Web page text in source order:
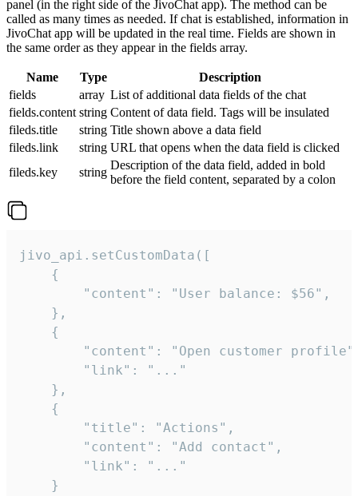
panel (in the right side of the JivoChat app). The method can be
called as many times as needed. If chat is established, information in
JivoChat app will be updated in the real time. Fields are shown in
the same order as they appear in the fields array.
Name Type
Description
fields
array List of additional data fields of the chat
fields.content string Content of data field. Tags will be insulated
fileds.title
string Title shown above a data field
fileds.link
string URL that opens when the data field is clicked
fileds.key
string
Description of the data field, added in bold
before the field content, separated by a colon
jivo_api.setCustomData([
    {
        "content": "User balance: $56",
    },
    {
"content": "Open customer
        "link": "..."
    },
    {
        "title": "Actions",
        "content": "Add contact",
        "link": "..."
    }